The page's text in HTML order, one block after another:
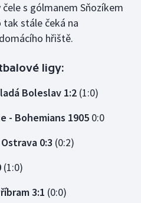
s gólmanem Sňozíkem
tak stále čeká na
hřiště.
ligy:
Boleslav 1:2 (1:0)
- Bohemians 1905 0:0
0:3 (0:2)
(1:0)
3:1 (0:0)